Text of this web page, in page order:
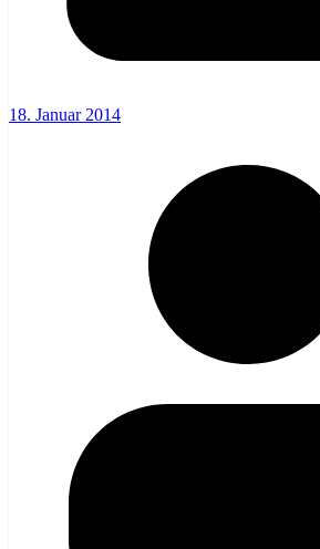
18. Januar 2014